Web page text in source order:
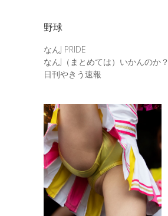
野球
なんJ PRIDE
なんJ（まとめては）いかんのか？
日刊やきう速報